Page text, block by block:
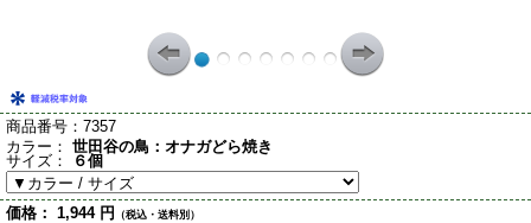
商品番号： 7357
カラー： 世田谷の鳥：オナガどら焼き
サイズ：
６個
価格： 1,944 円 （税込・送料別）